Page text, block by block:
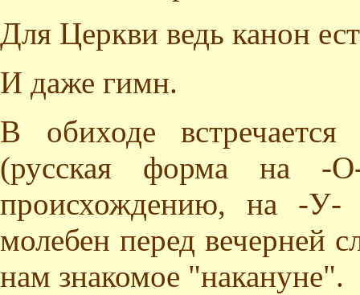
Для Церкви ведь канон
И даже гимн.
В обиходе
(русская форма на -О-
происхождению, на -У-
молебен перед вечерней
нам знакомое "накануне".